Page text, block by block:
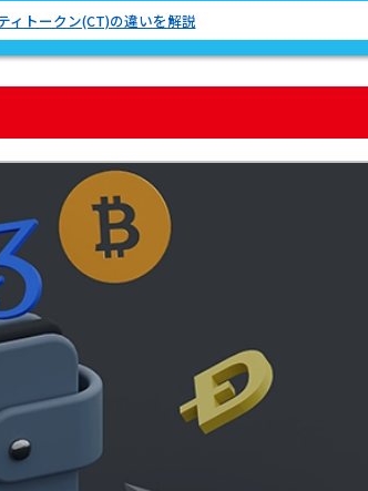
ィトークン(CT)の違いを解説